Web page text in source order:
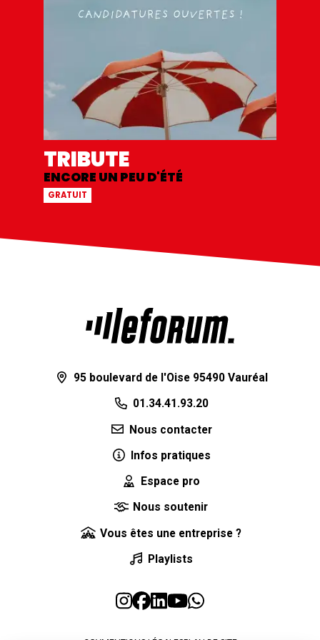
TRIBUTE
ENCORE UN PEU D'ÉTÉ
GRATUIT
95 boulevard de l'Oise 95490 Vauréal
01.34.41.93.20
Nous contacter
Infos pratiques
Espace pro
Nous soutenir
Vous êtes une entreprise ?
Playlists